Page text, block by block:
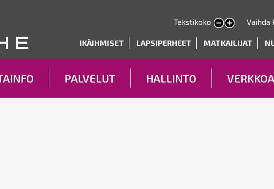
pääsisältöön
Tekstikoko
Pienennä tekstin kokoa
Suurenna tekstin kokoa Vaihda
Kohderyhmät
IKÄIHMISET LAPSIPERHEET MATKAILIJAT
PALVELUT HALLINTO